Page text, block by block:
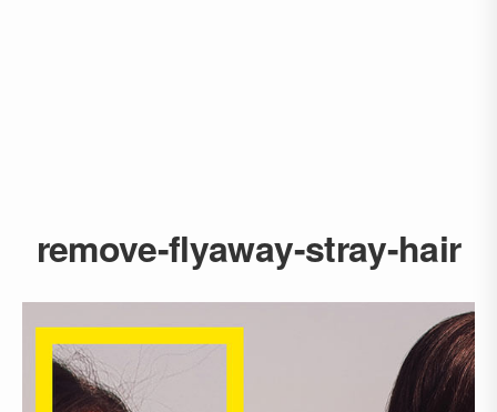
remove-flyaway-stray-hair